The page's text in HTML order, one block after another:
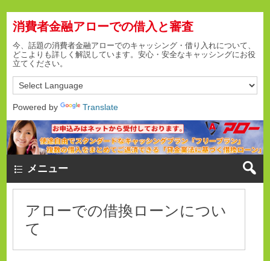
消費者金融アローでの借入と審査
今、話題の消費者金融アローでのキャッシング・借り入れについて、
どこよりも詳しく解説しています。安心・安全なキャッシングにお役
立てください。
Powered by Translate
メニュー
アローでの借換ローンについ
て